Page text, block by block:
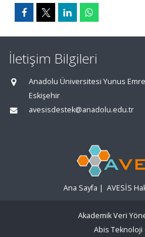
İletişim Bilgileri
Anadolu Üniversitesi Yunus
Eskişehir
avesisdestek@anadolu.edu.tr
Ana Sayfa | AVESİS
Akademik Veri
Abis Teknoloji